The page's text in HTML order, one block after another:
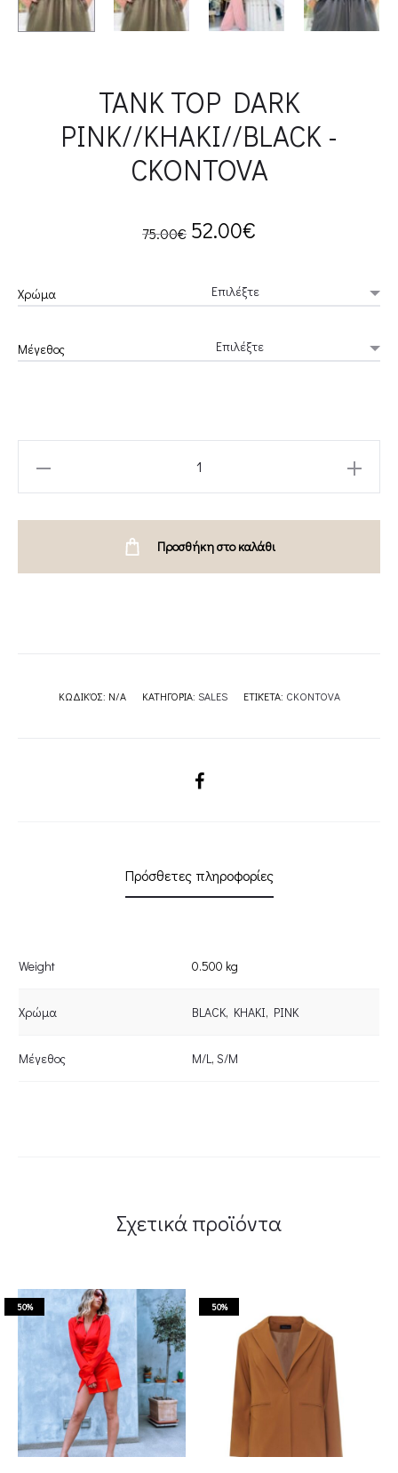
TANK TOP DARK
PINK//KHAKI//BLACK -
CKONTOVA
75.00€ Original
was:
75.00€.
52.00€
is:
52.00€.
Χρώμα
Μέγεθος
Προσθήκη στο καλάθι
ΚΩΔΙΚΌΣ: N/A ΚΑΤΗΓΟΡΊΑ: SALES ΕΤΙΚΈΤΑ: CKONTOVA
SHARE
Πρόσθετες πληροφορίες
Weight 0.500 kg
Χρώμα BLACK, KHAKI, PINK
Μέγεθος M/L, S/M
Σχετικά προϊόντα
50% 50%